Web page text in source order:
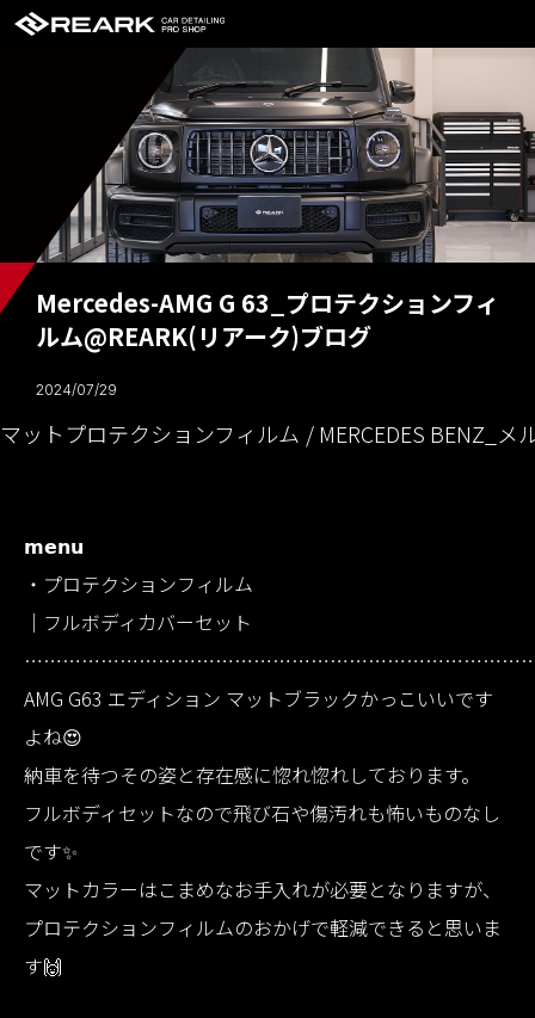
Mercedes-AMG G 63_プロテクションフィ
ルム@REARK(リアーク)ブログ
2024/07/29
マットプロテクションフィルム MERCEDES BENZ_メ
𝗺𝗲𝗻𝘂
・プロテクションフィルム
｜フルボディカバーセット
AMG G63 エディション マットブラックかっこいいです
よね😍
納車を待つその姿と存在感に惚れ惚れしております。
フルボディセットなので飛び石や傷汚れも怖いものなし
です✨
マットカラーはこまめなお手入れが必要となりますが、
プロテクションフィルムのおかげで軽減できると思いま
す🙌